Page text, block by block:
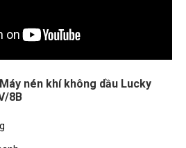
nén khí không dầu Lucky
8B